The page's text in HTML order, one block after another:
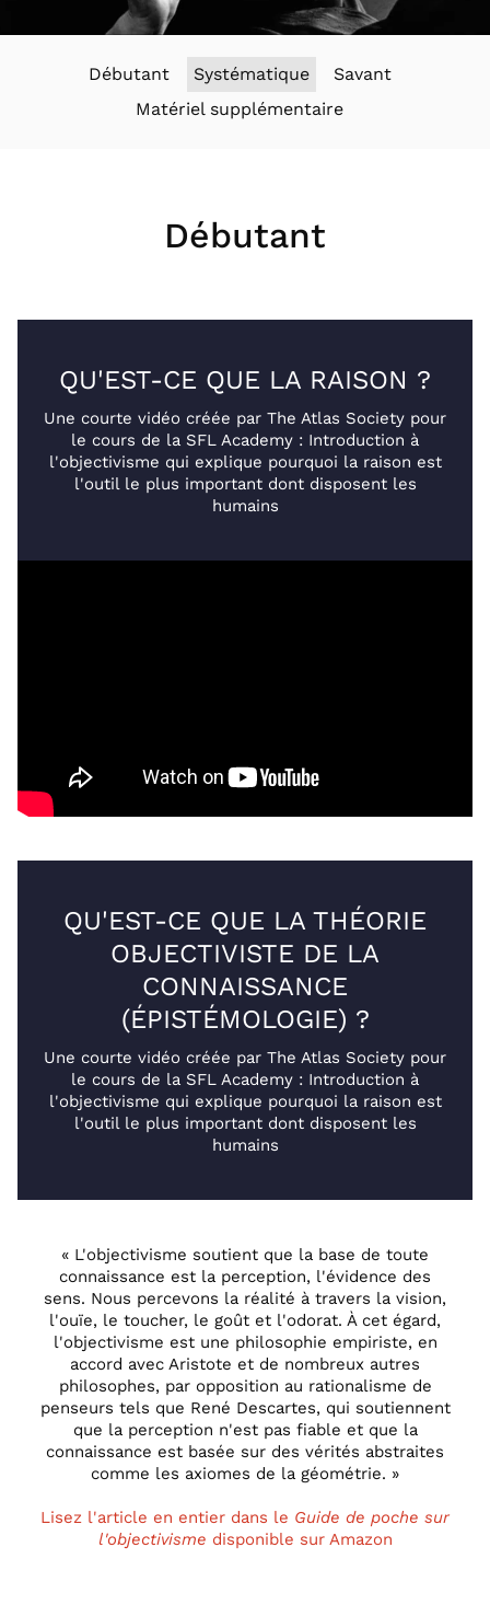
Débutant Systématique
Savant
Matériel supplémentaire
Débutant
QU'EST-CE QUE LA RAISON ?
Une courte vidéo créée par The Atlas Society pour
le cours de la SFL Academy : Introduction à
l'objectivisme qui explique pourquoi la raison est
l'outil le plus important dont disposent les
humains
QU'EST-CE QUE LA THÉORIE
OBJECTIVISTE DE LA
CONNAISSANCE
(ÉPISTÉMOLOGIE) ?
Une courte vidéo créée par The Atlas Society pour
le cours de la SFL Academy : Introduction à
l'objectivisme qui explique pourquoi la raison est
l'outil le plus important dont disposent les
humains
« L'objectivisme soutient que la base de toute
connaissance est la perception, l'évidence des
sens. Nous percevons la réalité à travers la vision,
l'ouïe, le toucher, le goût et l'odorat. À cet égard,
l'objectivisme est une philosophie empiriste, en
accord avec Aristote et de nombreux autres
philosophes, par opposition au rationalisme de
penseurs tels que René Descartes, qui soutiennent
que la perception n'est pas fiable et que la
connaissance est basée sur des vérités abstraites
comme les axiomes de la géométrie. »
Lisez l'article en entier dans le Guide de poche sur
l'objectivisme disponible sur Amazon